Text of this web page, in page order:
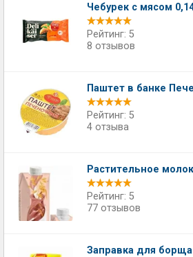
Чебурек с мясом
Рейтинг: 5
8 отзывов
Паштет в банке
Рейтинг: 5
4 отзыва
Растительное
Рейтинг: 5
77 отзывов
Заправка для